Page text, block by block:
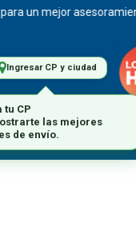
mejor asesoramiento
Ingresar CP y ciudad
STORAGE